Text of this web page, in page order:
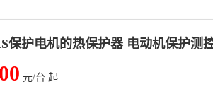
保护电机的热保护器 电动机保护测
元/台 起